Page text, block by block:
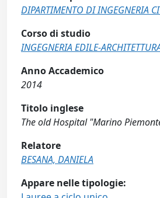
DIPARTIMENTO DI INGEGNERIA
Corso di studio
INGEGNERIA EDILE-
Anno Accademico
2014
Titolo inglese
The old Hospital "Marino
Relatore
BESANA, DANIELA
Appare nelle tipologie: